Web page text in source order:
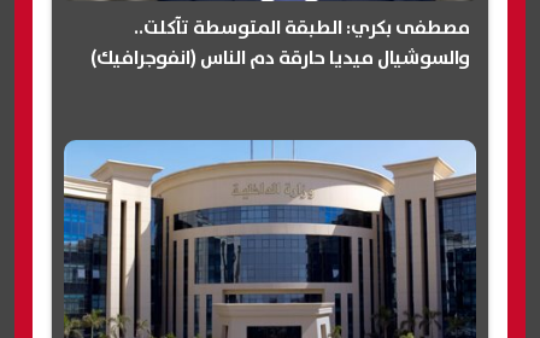
مصطفى بكري: الطبقة المتوسطة تآكلت..
والسوشيال ميديا حارقة دم الناس (انفوجرافيك)